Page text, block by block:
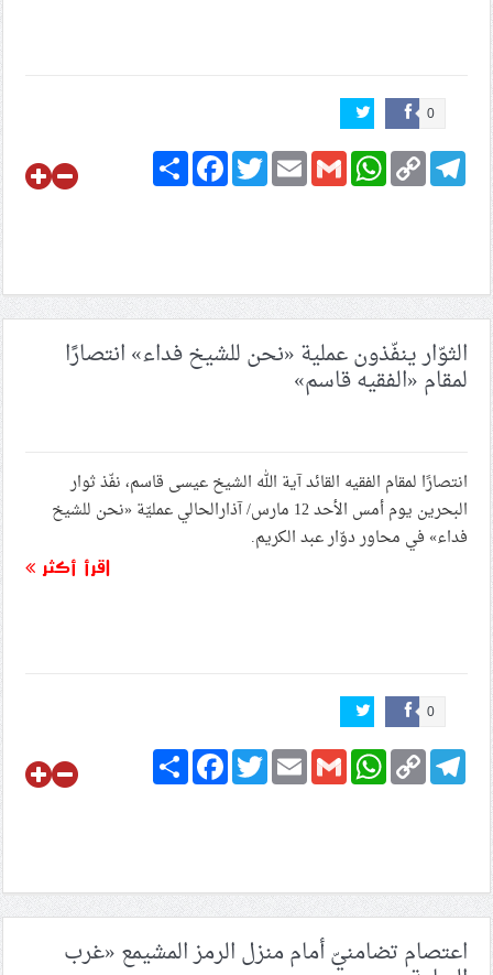
0
ShareFacebookTwitterEmailGmail
WhatsApp Copy
Link
Telegram
الثوّار ينفّذون عملية «نحن للشيخ فداء» انتصارًا
لمقام «الفقيه قاسم»
انتصارًا لمقام الفقيه القائد آية الله الشيخ عيسى قاسم، نفّذ ثوار
البحرين يوم أمس الأحد 12 مارس/ آذارالحالي عمليّة «نحن للشيخ
فداء» في محاور دوّار عبد الكريم.
اقرأ أكثر
0
ShareFacebookTwitterEmailGmail
WhatsApp Copy
Link
Telegram
اعتصام تضامنيّ أمام منزل الرمز المشيمع «غرب